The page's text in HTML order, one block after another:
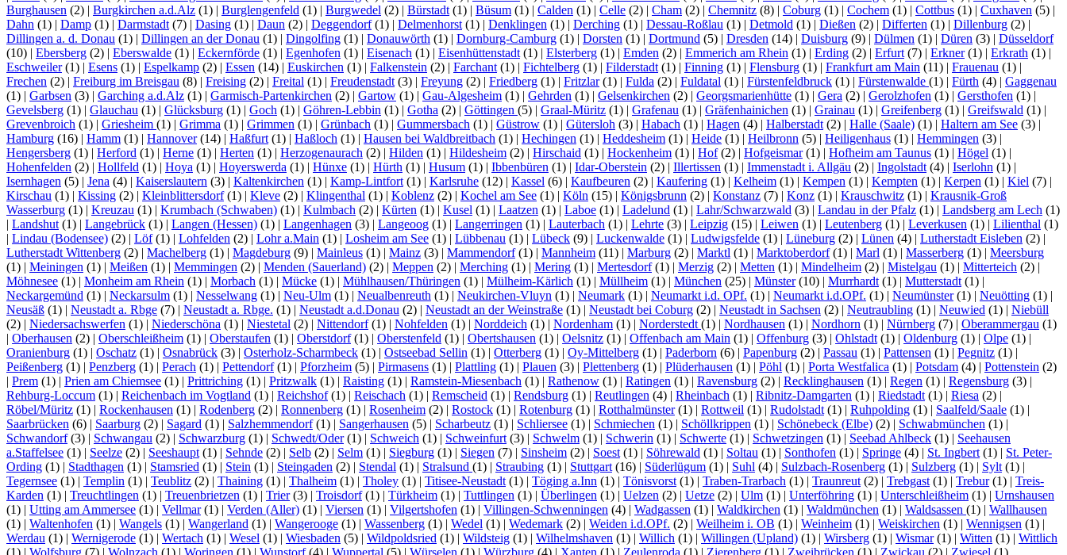
Burghausen (2) | Burgkirchen a.d.Alz (1) | Burglengenfeld (1) | Burgwedel (2) | Bürstadt (1) | Büsum (1) | Calden (1) | Celle (2) | Cham (2) | Chemnitz (8) | Coburg (1) | Cochem (1) | Cottbus (1) | Cuxhaven (5) |
Dahn (1) | Damp (1) | Darmstadt (7) | Dasing (1) | Daun (2) | Deggendorf(1) | Delmenhorst (1) | Denklingen (1) | Derching (1) | Dessau-Roßlau (1) | Detmold (1) | Dießen (2) | Differten (1) | Dillenburg (2) |
Dillingen a. d. Donau (1) | Dillingen an der Donau (1) | Dingolfing (1) | Donauwörth (1) | Dornburg-Camburg (1) | Dorsten (1) | Dortmund (5) | Dresden (14) | Duisburg (9) | Dülmen (1) | Düren (3) | Düsseldorf
(10) | Ebersberg (2) | Eberswalde (1) | Eckernförde (1) | Egenhofen (1) | Eisenach (1) | Eisenhüttenstadt (1) | Elsterberg (1) | Emden (2) | Emmerich am Rhein (1) | Erding (2) | Erfurt (7) | Erkner(1) | Erkrath (1) |
Eschweiler(1) | Esens (1) | Espelkamp (2) | Essen (14) | Euskirchen (1) | Falkenstein (2) | Farchant (1) | Fichtelberg (1) | Filderstadt (1) | Finning (1) | Flensburg (1) | Frankfurt am Main (11) | Frauenau (1) |
Frechen (2) | Freiburg im Breisgau (8) | Freising (2) | Freital (1) | Freudenstadt (3) | Freyung (2) | Friedberg (1) | Fritzlar(1) | Fulda (2) | Fuldatal (1) | Fürstenfeldbruck (1) | Fürstenwalde (1) | Fürth (4) | Gaggenau
(1) | Garbsen (3) | Garching a.d.Alz (1) | Garmisch-Partenkirchen (2) | Gartow (1) | Gau-Algesheim (1) | Gehrden (1) | Gelsenkirchen (2) | Georgsmarienhütte (1) | Gera (2) | Gerolzhofen (1) | Gersthofen (1) |
Gevelsberg (1) | Glauchau (1) | Glücksburg (1) | Goch (1) | Göhren-Lebbin (1) | Gotha (2) | Göttingen (5) | Graal-Müritz (1) | Grafenau (1) | Gräfenhainichen (1) | Grainau (1) | Greifenberg (1) | Greifswald (1) |
Grevenbroich (1) | Griesheim (1) | Grimma (1) | Grimmen (1) | Grünbach (1) | Gummersbach (1) | Güstrow (1) | Gütersloh (3) | Habach (1) | Hagen (4) | Halberstadt (2) | Halle (Saale) (1) | Haltern am See (3) |
Hamburg (16) | Hamm (1) | Hannover(14) | Haßfurt (1) | Haßloch (1) | Hausen bei Waldbreitbach (1) | Hechingen (1) | Heddesheim (1) | Heide (1) | Heilbronn (5) | Heiligenhaus (1) | Hemmingen (3) |
Hengersberg (1) | Herford (1) | Herne (1) | Herten (1) | Herzogenaurach (2) | Hilden (1) | Hildesheim (2) | Hirschaid (1) | Hockenheim (1) | Hof(2) | Hofgeismar(1) | Hofheim am Taunus (1) | Högel (1) |
Hohenfelden (2) | Hollfeld (1) | Hoya (1) | Hoyerswerda (1) | Hünxe (1) | Hürth (1) | Husum (1) | Ibbenbüren (1) | Idar-Oberstein (2) | Illertissen (1) | Immenstadt i. Allgäu (2) | Ingolstadt (4) | Iserlohn (1) |
Isernhagen (5) | Jena (4) | Kaiserslautern (3) | Kaltenkirchen (1) | Kamp-Lintfort (1) | Karlsruhe (12) | Kassel (6) | Kaufbeuren (2) | Kaufering (1) | Kelheim (1) | Kempen (1) | Kempten (1) | Kerpen (1) | Kiel (7) |
Kirschau (1) | Kissing (2) | Kleinblittersdorf(1) | Kleve (2) | Klingenthal (1) | Koblenz (2) | Kochel am See (1) | Köln (15) | Königsbrunn (2) | Konstanz (7) | Konz (1) | Krauschwitz (1) | Krausnik-Groß
Wasserburg (1) | Kreuzau (1) | Krumbach (Schwaben) (1) | Kulmbach (2) | Kürten (1) | Kusel (1) | Laatzen (1) | Laboe (1) | Ladelund (1) | Lahr/Schwarzwald (3) | Landau in der Pfalz (1) | Landsberg am Lech (1)
| Landshut (1) | Langebrück (1) | Langen (Hessen) (1) | Langenhagen (3) | Langeoog (1) | Langerringen (1) | Lauterbach (1) | Lehrte (3) | Leipzig (15) | Leiwen (1) | Leutenberg (1) | Leverkusen (1) | Lilienthal (1)
| Lindau (Bodensee) (2) | Löf(1) | Lohfelden (2) | Lohr a.Main (1) | Losheim am See (1) | Lübbenau (1) | Lübeck (9) | Luckenwalde (1) | Ludwigsfelde (1) | Lüneburg (2) | Lünen (4) | Lutherstadt Eisleben (2) |
Lutherstadt Wittenberg (2) | Machelberg (1) | Magdeburg (9) | Mainleus (1) | Mainz (3) | Mammendorf(1) | Mannheim (11) | Marburg (2) | Marktl (1) | Marktoberdorf(1) | Marl (1) | Masserberg (1) | Meersburg
(1) | Meiningen (1) | Meißen (1) | Memmingen (2) | Menden (Sauerland) (2) | Meppen (2) | Merching (1) | Mering (1) | Mertesdorf(1) | Merzig (2) | Metten (1) | Mindelheim (2) | Mistelgau (1) | Mitterteich (2) |
Möhnesee (1) | Monheim am Rhein (1) | Morbach (1) | Mücke (1) | Mühlhausen/Thüringen (1) | Mülheim-Kärlich (1) | Müllheim (1) | München (25) | Münster(10) | Murrhardt (1) | Mutterstadt (1) |
Neckargemünd (1) | Neckarsulm (1) | Nesselwang (1) | Neu-Ulm (1) | Neualbenreuth (1) | Neukirchen-Vluyn (1) | Neumark (1) | Neumarkt i.d. OPf. (1) | Neumarkt i.d.OPf. (1) | Neumünster(1) | Neuötting (1) |
Neusäß (1) | Neustadt a. Rbge (7) | Neustadt a. Rbge. (1) | Neustadt a.d.Donau (2) | Neustadt an der Weinstraße (1) | Neustadt bei Coburg (2) | Neustadt in Sachsen (2) | Neutraubling (1) | Neuwied (1) | Niebüll
(2) | Niedersachswerfen (1) | Niederschöna (1) | Niestetal (2) | Nittendorf(1) | Nohfelden (1) | Norddeich (1) | Nordenham (1) | Norderstedt (1) | Nordhausen (1) | Nordhorn (1) | Nürnberg (7) | Oberammergau (1)
| Oberhausen (2) | Oberschleißheim (1) | Oberstaufen (1) | Oberstdorf(1) | Oberstenfeld (1) | Obertshausen (1) | Oelsnitz (1) | Offenbach am Main (1) | Offenburg (3) | Ohlstadt (1) | Oldenburg (1) | Olpe (1) |
Oranienburg (1) | Oschatz (1) | Osnabrück (3) | Osterholz-Scharmbeck (1) | Ostseebad Sellin (1) | Otterberg (1) | Oy-Mittelberg (1) | Paderborn (6) | Papenburg (2) | Passau (1) | Pattensen (1) | Pegnitz (1) |
Peißenberg (1) | Penzberg (1) | Perach (1) | Pettendorf(1) | Pforzheim (5) | Pirmasens (1) | Plattling (1) | Plauen (3) | Plettenberg (1) | Plüderhausen (1) | Pöhl (1) | Porta Westfalica (1) | Potsdam (4) | Pottenstein (2)
| Prem (1) | Prien am Chiemsee (1) | Prittriching (1) | Pritzwalk (1) | Raisting (1) | Ramstein-Miesenbach (1) | Rathenow (1) | Ratingen (1) | Ravensburg (2) | Recklinghausen (1) | Regen (1) | Regensburg (3) |
Rehburg-Loccum (1) | Reichenbach im Vogtland (1) | Reichshof(1) | Reischach (1) | Remscheid (1) | Rendsburg (1) | Reutlingen (4) | Rheinbach (1) | Ribnitz-Damgarten (1) | Riedstadt (1) | Riesa (2) |
Röbel/Müritz (1) | Rockenhausen (1) | Rodenberg (2) | Ronnenberg (1) | Rosenheim (2) | Rostock (1) | Rotenburg (1) | Rotthalmünster(1) | Rottweil (1) | Rudolstadt (1) | Ruhpolding (1) | Saalfeld/Saale (1) |
Saarbrücken (6) | Saarburg (2) | Sagard (1) | Salzhemmendorf(1) | Sangerhausen (5) | Scharbeutz (1) | Schliersee (1) | Schmiechen (1) | Schöllkrippen (1) | Schönebeck (Elbe) (2) | Schwabmünchen (1) |
Schwandorf(3) | Schwangau (2) | Schwarzburg (1) | Schwedt/Oder(1) | Schweich (1) | Schweinfurt (3) | Schwelm (1) | Schwerin (1) | Schwerte (1) | Schwetzingen (1) | Seebad Ahlbeck (1) | Seehausen
a.Staffelsee (1) | Seelze (2) | Seeshaupt (1) | Sehnde (2) | Selb (2) | Selm (1) | Siegburg (1) | Siegen (7) | Sinsheim (2) | Soest (1) | Söhrewald (1) | Soltau (1) | Sonthofen (1) | Springe (4) | St. Ingbert (1) | St. Peter-
Ording (1) | Stadthagen (1) | Stamsried (1) | Stein (1) | Steingaden (2) | Stendal (1) | Stralsund (1) | Straubing (1) | Stuttgart (16) | Süderlügum (1) | Suhl (4) | Sulzbach-Rosenberg (1) | Sulzberg (1) | Sylt (1) |
Tegernsee (1) | Templin (1) | Teublitz (2) | Thaining (1) | Thalheim (1) | Tholey (1) | Titisee-Neustadt (1) | Töging a.Inn (1) | Tönisvorst (1) | Traben-Trarbach (1) | Traunreut (2) | Trebgast (1) | Trebur(1) | Treis-
Karden (1) | Treuchtlingen (1) | Treuenbrietzen (1) | Trier(3) | Troisdorf(1) | Türkheim (1) | Tuttlingen (1) | Überlingen (1) | Uelzen (2) | Uetze (2) | Ulm (1) | Unterföhring (1) | Unterschleißheim (1) | Urnshausen
(1) | Utting am Ammersee (1) | Vellmar(1) | Verden (Aller) (1) | Viersen (1) | Vilgertshofen (1) | Villingen-Schwenningen (4) | Wadgassen (1) | Waldkirchen (1) | Waldmünchen (1) | Waldsassen (1) | Wallhausen
(1) | Waltenhofen (1) | Wangels (1) | Wangerland (1) | Wangerooge (1) | Wassenberg (1) | Wedel (1) | Wedemark (2) | Weiden i.d.OPf. (2) | Weilheim i. OB (1) | Weinheim (1) | Weiskirchen (1) | Wennigsen (1) |
Werdau (1) | Wernigerode (1) | Wertach (1) | Wesel (1) | Wiesbaden (5) | Wildpoldsried (1) | Wildsteig (1) | Wilhelmshaven (1) | Willich (1) | Willingen (Upland) (1) | Wirsberg (1) | Wismar(1) | Witten (1) | Wittlich
(1) | Wolfsburg (7) | Wolnzach (1) | Woringen (1) | Wunstorf(4) | Wuppertal (5) | Würselen (1) | Würzburg (4) | Xanten (1) | Zeulenroda (1) | Zierenberg (1) | Zweibrücken (1) | Zwickau (2) | Zwiesel (1)